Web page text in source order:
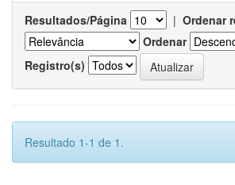
Resultados/Página | Ordenar
Ordenar
Registro(s)
Resultado 1-1 de 1.